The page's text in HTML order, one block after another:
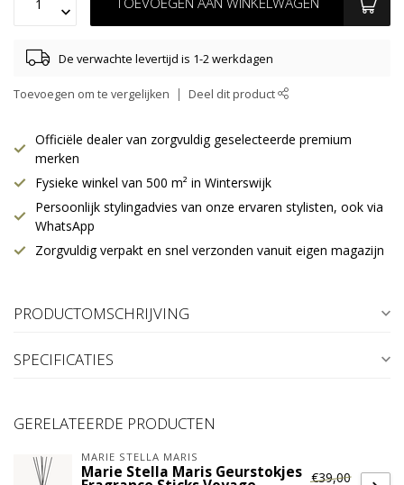
De verwachte levertijd is 1-2 werkdagen
Toevoegen om te vergelijken Deel dit product
Officiële dealer van zorgvuldig geselecteerde premium
merken
Fysieke winkel van 500 m² in Winterswijk
Persoonlijk stylingadvies van onze ervaren stylisten, ook via
WhatsApp
Zorgvuldig verpakt en snel verzonden vanuit eigen magazijn
PRODUCTOMSCHRIJVING
SPECIFICATIES
GERELATEERDE PRODUCTEN
MARIE STELLA MARIS
Marie Stella Maris Geurstokjes €39,00